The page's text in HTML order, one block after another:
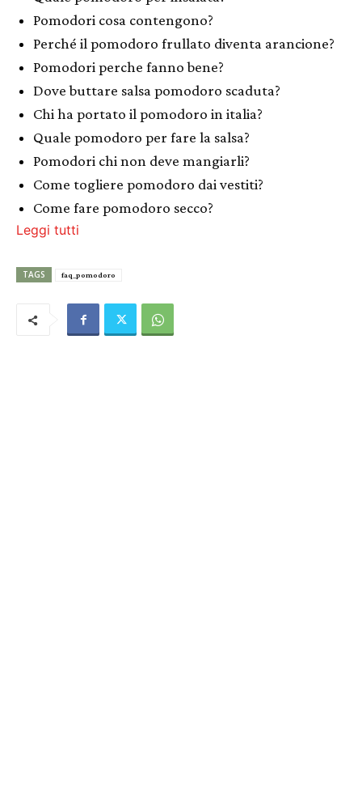
Pomodori cosa contengono?
Perché il pomodoro frullato diventa arancione?
Pomodori perche fanno bene?
Dove buttare salsa pomodoro scaduta?
Chi ha portato il pomodoro in italia?
Quale pomodoro per fare la salsa?
Pomodori chi non deve mangiarli?
Come togliere pomodoro dai vestiti?
Come fare pomodoro secco?
Leggi tutti
TAGS faq_pomodoro